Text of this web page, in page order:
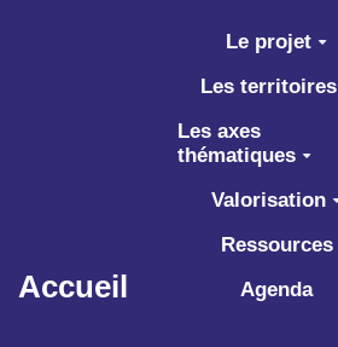
Aller au contenu principal
Accueil
Le projet
Les territoires
Les axes
thématiques
Valorisation
Ressources
Agenda